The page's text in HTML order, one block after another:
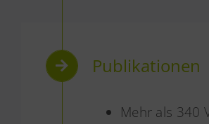
Publikationen
Mehr als 340